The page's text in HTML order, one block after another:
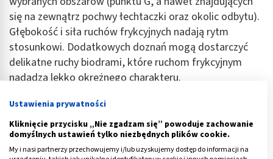
się na zewnątrz pochwy łechtaczki oraz okolic odbytu).
Głębokość i siła ruchów frykcyjnych nadają rytm
stosunkowi. Dodatkowych doznań mogą dostarczyć
delikatne ruchy biodrami, które ruchom frykcyjnym
nadadzą lekko okrężnego charakteru.
Ustawienia prywatności
Kliknięcie przycisku „Nie zgadzam się” powoduje zachowanie
domyślnych ustawień tylko niezbędnych plików cookie.
My i nasi partnerzy przechowujemy i/lub uzyskujemy dostęp do informacji na